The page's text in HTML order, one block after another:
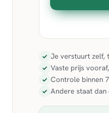
✓ Je verstuurt zelf,
✓ Vaste prijs
✓ Controle binnen
✓ Andere staat